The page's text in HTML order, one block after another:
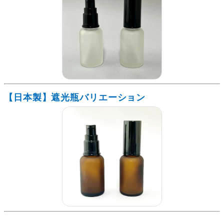
【日本製】遮光瓶バリエーション